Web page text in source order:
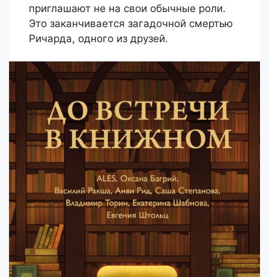
приглашают не на свои обычные роли.
Это заканчивается загадочной смертью
Ричарда, одного из друзей.